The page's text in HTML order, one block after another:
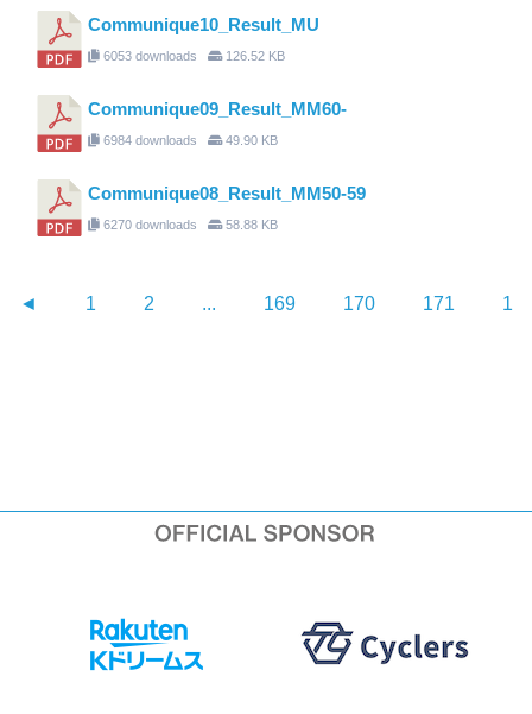
Communique10_Result_MU
6053 downloads 126.52 KB
Communique09_Result_MM60-
6984 downloads 49.90 KB
Communique08_Result_MM50-59
6270 downloads 58.88 KB
◄ 1 2 ... 169 170 171